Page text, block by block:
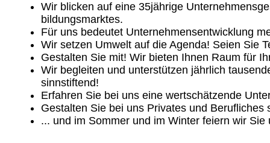
Wir blicken auf eine 35jährige
bildungsmarktes.
Für uns bedeutet Unternehmensentwicklung
Wir setzen Umwelt auf die Agenda! Seien Sie
Gestalten Sie mit! Wir bieten Ihnen Raum für
Wir begleiten und unterstützen jährlich
sinnstiftend!
Erfahren Sie bei uns eine wertschätzende
Gestalten Sie bei uns Privates und
... und im Sommer und im Winter feiern wir Sie